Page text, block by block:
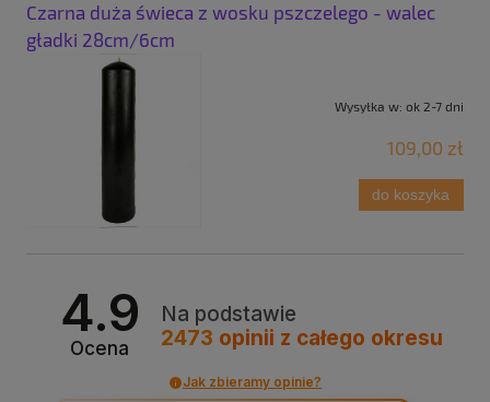
Czarna duża świeca z wosku pszczelego - walec
gładki 28cm/6cm
Wysyłka w: ok 2-7 dni
109,00 zł
do koszyka
4.9
Ocena
Na podstawie
2473 opinii z całego okresu
Jak zbieramy opinie?